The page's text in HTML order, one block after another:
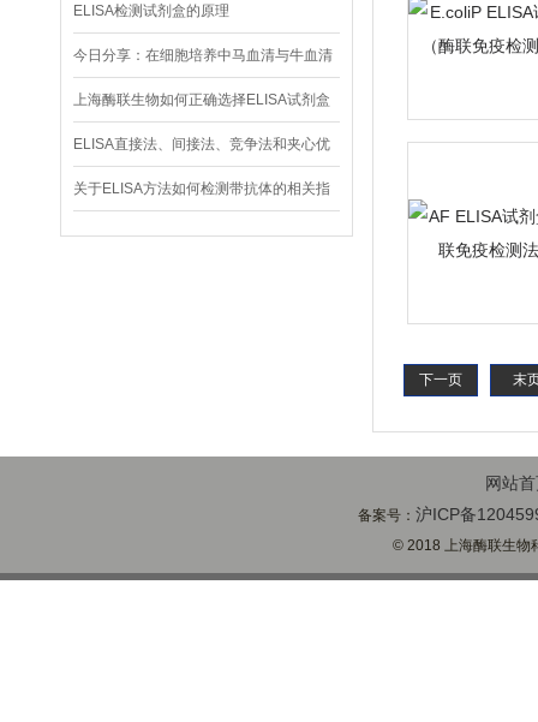
ELISA实验
ELISA检测试剂盒的原理
今日分享：在细胞培养中马血清与牛血清
有什么区别?
上海酶联生物如何正确选择ELISA试剂盒
ELISA直接法、间接法、竞争法和夹心优
缺点对比
关于ELISA方法如何检测带抗体的相关指
标
下一页 末
网站
备案号：沪ICP备
© 2018 上海酶联生物